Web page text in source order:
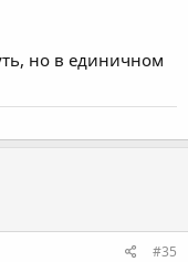
но в единичном
#35